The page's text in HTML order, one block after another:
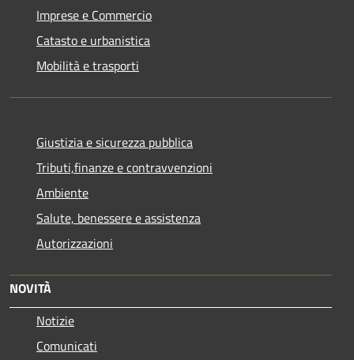
Imprese e Commercio
Catasto e urbanistica
Mobilità e trasporti
Giustizia e sicurezza pubblica
Tributi,finanze e contravvenzioni
Ambiente
Salute, benessere e assistenza
Autorizzazioni
NOVITÀ
Notizie
Comunicati